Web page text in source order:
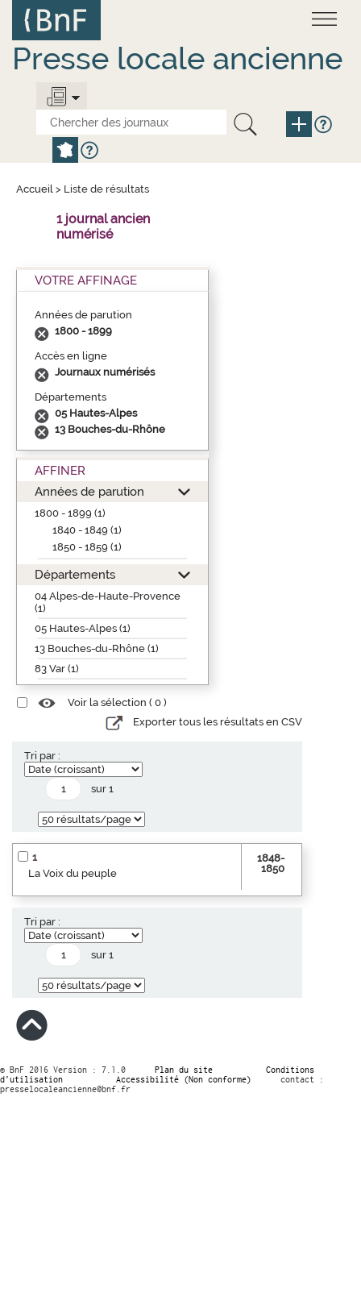
contenu
principal
Presse locale ancienne
Accueil > Liste de résultats
1 journal ancien
numérisé
VOTRE AFFINAGE
Années de parution
1800 - 1899
Accès en ligne
Journaux numérisés
Départements
05 Hautes-Alpes
13 Bouches-du-Rhône
AFFINER
Années de parution
1800 - 1899 (1)
1840 - 1849 (1)
1850 - 1859 (1)
Départements
04 Alpes-de-Haute-Provence
(1)
05 Hautes-Alpes (1)
13 Bouches-du-Rhône (1)
83 Var (1)
Voir la sélection ( 0 )
Exporter tous les résultats en CSV
Tri par :
sur 1
1
La Voix du peuple
1848-
1850
Tri par :
sur 1
© BnF 2016 Version : 7.1.0 Plan du site
Conditions
d’utilisation
Accessibilité (Non conforme)
contact :
presselocaleancienne@bnf.fr
Panneau de gestion des cookies